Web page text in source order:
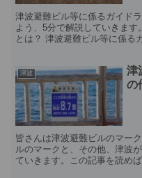
津波避難ビル等に係るガイド
よう、5分で解説していきま
とは？ 津波避難ビル等に係る
津波
津
の
皆さんは津波避難ビルのマー
ルのマークと、その他、津波
ていきます。この記事を読め